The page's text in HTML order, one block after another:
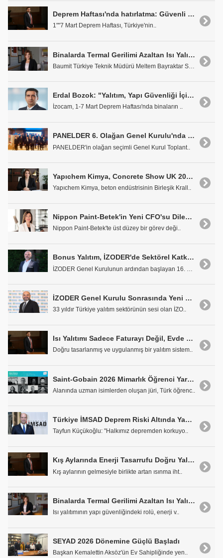
Deprem Haftası'nda hatırlatma: Güvenli Bina için Su Yalıtımı Şart
1""7 Mart Deprem Haftası, Türkiye'nin..
Binalarda Termal Gerilimi Azaltan Isı Yalıtımı Depreme Dayanıklılığı Artırıyor
Erdal Bozok: "Yalıtım, Yapı Güvenliği İçin Ertelenmemesi Gereken Bir Yatırımdır"
İzocam, 1-7 Mart Deprem Haftası'nda binaların ..
PANELDER 6. Olağan Genel Kurulu'nda Yeni Yönetim Kurulu Belirlendi
PANELDER'in olağan seçimli Genel Kurul Toplant..
Yapıchem Kimya, Concrete Show UK 2026'ya Katılacak
Yapıchem Kimya, beton endüstrisinin Birleşik Krall..
Nippon Paint-Betek'in Yeni CFO'su Dilek Özdemir Oldu
Nippon Paint-Betek'te üst düzey bir görev deği..
Bonus Yalıtım, İZODER'de Sektörel Katkısını Sürdürüyor
İZODER Genel Kurulu Sonrasında Yeni Dönem için Atalay Özdayı Başkan Seçildi
33 yıldır Türkiye yalıtım sektörünün sesi olan İZO..
Isı Yalıtımı Sadece Faturayı Değil, Evde Soluduğunuz Havayı da Etkiliyor
Doğru tasarlanmış ve uygulanmış bir yalıtım sistem..
Saint-Gobain 2026 Mimarlık Öğrenci Yarışması'nın Türkiye Jürisi Belli Oldu
Alanında uzman isimlerden oluşan jüri, Türk öğrenc..
Türkiye İMSAD Deprem Riski Altında Yaşam Bilinci Araştırması'nın Sonuçlarını Açıkladı
Tayfun Küçükoğlu: "Halkımız depremden korkuyo..
Kış Aylarında Enerji Tasarrufu Doğru Yalıtımla Başlıyor
Kış aylarının gelmesiyle birlikte artan ısınma iht..
Binalarda Termal Gerilimi Azaltan Isı Yalıtımı Depreme Dayanıklılığı Artırıyor
Isı yalıtımının yapı güvenliğindeki rolü, enerji v..
SEYAD 2026 Dönemine Güçlü Başladı
Başkan Kemalettin Aksöz'ün Ev Sahipliğinde yen..